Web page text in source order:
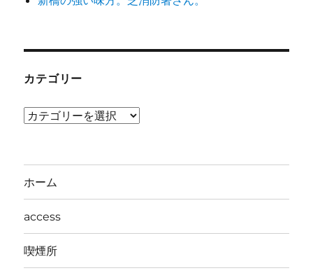
カテゴリー
カ
ホーム
access
喫煙所